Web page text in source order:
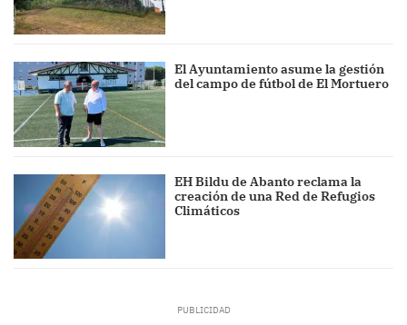
El Ayuntamiento asume la gestión
del campo de fútbol de El Mortuero
EH Bildu de Abanto reclama la
creación de una Red de Refugios
Climáticos